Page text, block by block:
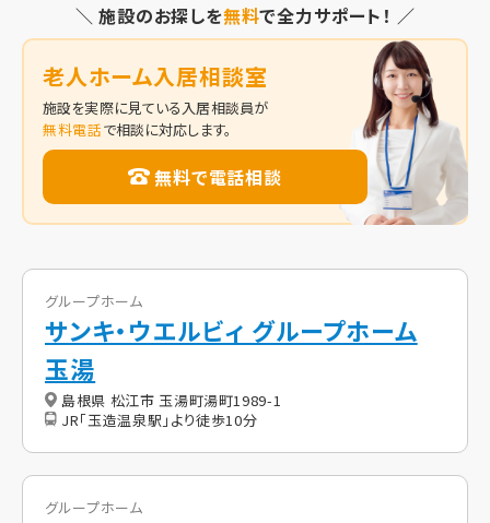
＼ 施設のお探しを無料で全力サポート！ ／
老人ホーム入居相談室
施設を実際に見ている入居相談員が
無料電話で相談に対応します。
無料で電話相談
グループホーム
サンキ・ウエルビィ グループホーム
玉湯
島根県 松江市 玉湯町湯町1989-1
JR「玉造温泉駅」より徒歩10分
グループホーム